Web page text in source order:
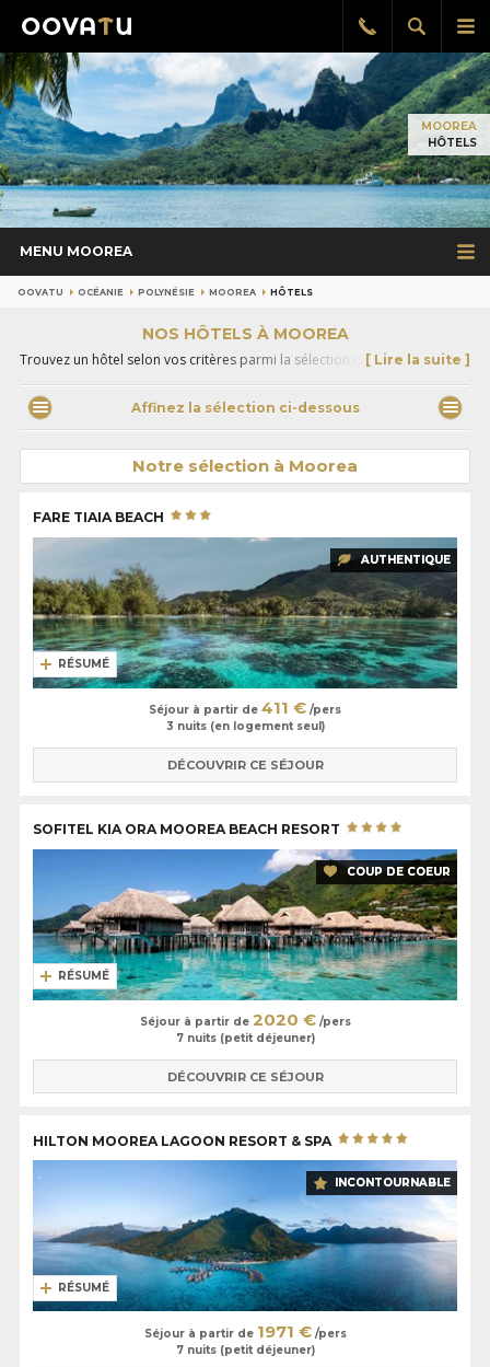
le
Afficher
la
Rappel
gratuit
MOOREA
HÔTELS
MENU MOOREA
OOVATU OCÉANIE POLYNÉSIE MOOREA HÔTELS
NOS HÔTELS À MOOREA
Trouvez un hôtel selon vos critères parmi la sélection de nos
Moorea. Emplacement idéal, vue d'exception, piscine, spa, choisissez
l'établissement qui fera de votre découverte de l'île un moment
[ Lire la suite ]
Affinez la sélection ci-dessous
Notre sélection à Moorea
FARE TIAIA BEACH
AUTHENTIQUE
RÉSUMÉ
Séjour à partir de 411 € /pers
3 nuits (en logement seul)
DÉCOUVRIR CE SÉJOUR
SOFITEL KIA ORA MOOREA BEACH RESORT
COUP DE COEUR
RÉSUMÉ
Séjour à partir de 2020 €/pers
7 nuits (petit déjeuner)
DÉCOUVRIR CE SÉJOUR
HILTON MOOREA LAGOON RESORT & SPA
INCONTOURNABLE
RÉSUMÉ
Séjour à partir de 1971 €/pers
7 nuits (petit déjeuner)